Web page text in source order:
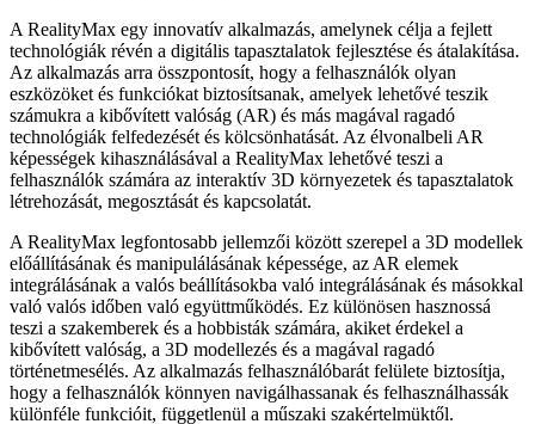
A RealityMax egy innovatív alkalmazás, amelynek célja a fejlett
technológiák révén a digitális tapasztalatok fejlesztése és átalakítása.
Az alkalmazás arra összpontosít, hogy a felhasználók olyan
eszközöket és funkciókat biztosítsanak, amelyek lehetővé teszik
számukra a kibővített valóság (AR) és más magával ragadó
technológiák felfedezését és kölcsönhatását. Az élvonalbeli AR
képességek kihasználásával a RealityMax lehetővé teszi a
felhasználók számára az interaktív 3D környezetek és tapasztalatok
létrehozását, megosztását és kapcsolatát.
A RealityMax legfontosabb jellemzői között szerepel a 3D modellek
előállításának és manipulálásának képessége, az AR elemek
integrálásának a valós beállításokba való integrálásának és másokkal
való valós időben való együttműködés. Ez különösen hasznossá
teszi a szakemberek és a hobbisták számára, akiket érdekel a
kibővített valóság, a 3D modellezés és a magával ragadó
történetmesélés. Az alkalmazás felhasználóbarát felülete biztosítja,
hogy a felhasználók könnyen navigálhassanak és felhasználhassák
különféle funkcióit, függetlenül a műszaki szakértelmüktől.